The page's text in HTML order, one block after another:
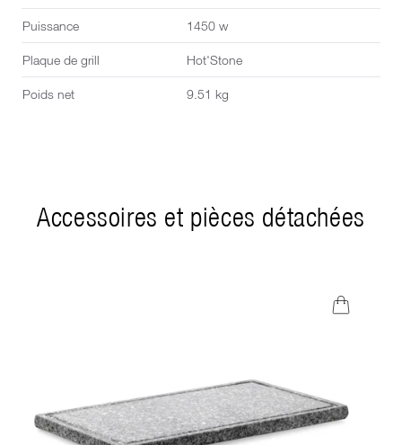
Puissance 1450 w
Plaque de grill Hot'Stone
Poids net 9.51 kg
Accessoires et pièces détachées